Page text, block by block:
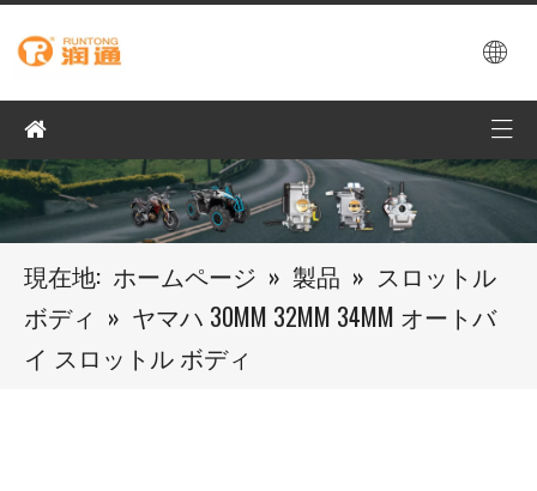
現在地: ホームページ » 製品 » スロットル
ボディ » ヤマハ 30MM 32MM 34MM オートバ
イ スロットル ボディ